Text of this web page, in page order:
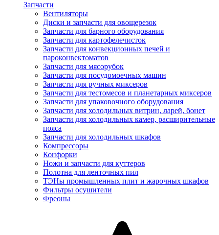
Запчасти
Вентиляторы
Диски и запчасти для овощерезок
Запчасти для барного оборудования
Запчасти для картофелечисток
Запчасти для конвекционных печей и
пароконвектоматов
Запчасти для мясорубок
Запчасти для посудомоечных машин
Запчасти для ручных миксеров
Запчасти для тестомесов и планетарных миксеров
Запчасти для упаковочного оборудования
Запчасти для холодильных витрин, ларей, бонет
Запчасти для холодильных камер, расширительные
пояса
Запчасти для холодильных шкафов
Компрессоры
Конфорки
Ножи и запчасти для куттеров
Полотна для ленточных пил
ТЭНы промышленных плит и жарочных шкафов
Фильтры осушители
Фреоны